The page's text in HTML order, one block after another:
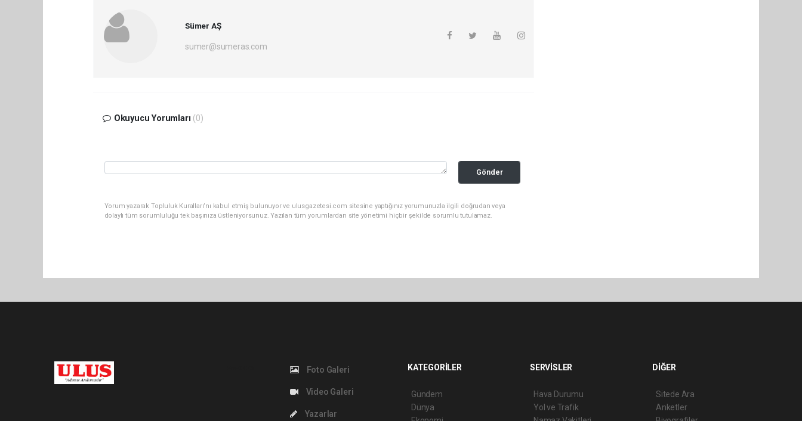
Sümer AŞ
sumer@sumeras.com
Okuyucu Yorumları (0)
Gönder
Yorum yazarak Topluluk Kuralları’nı kabul etmiş bulunuyor ve ulusgazetesi.com sitesine yaptığınız yorumunuzla ilgili doğrudan veya
dolaylı tüm sorumluluğu tek başınıza üstleniyorsunuz. Yazılan tüm yorumlardan site yönetimi hiçbir şekilde sorumlu tutulamaz.
Foto Galeri
Video Galeri
Yazarlar
KATEGORİLER
Gündem
Dünya
SERVİSLER
Hava Durumu
Yol ve Trafik
DİĞER
Sitede Ara
Anketler